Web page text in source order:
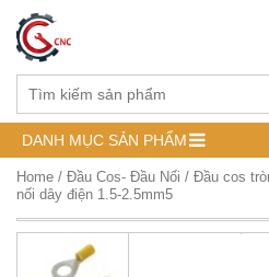
DANH MỤC SẢN PHẨM
Home / Đầu Cos- Đầu Nối / Đầu cos
nối dây điện 1.5-2.5mm5